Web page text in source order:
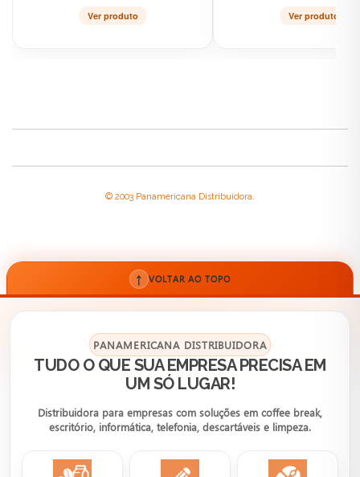
Ver produto Ver produto
© 2003 Panamericana Distribuidora.
↑ VOLTAR AO TOPO
PANAMERICANA DISTRIBUIDORA
TUDO O QUE SUA EMPRESA PRECISA EM
UM SÓ LUGAR!
Distribuidora para empresas com soluções em coffee break,
escritório, informática, telefonia, descartáveis e limpeza.